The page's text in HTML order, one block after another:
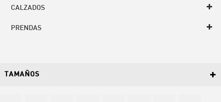
CALZADOS
PRENDAS
TAMAÑOS